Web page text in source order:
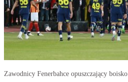
Zawodnicy Fenerbahce opuszczający boisko